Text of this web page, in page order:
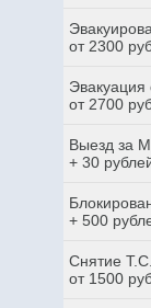
от 2300
Эвакуация
от 2700
Выезд за
+ 30
+ 500
Снятие
от 1500